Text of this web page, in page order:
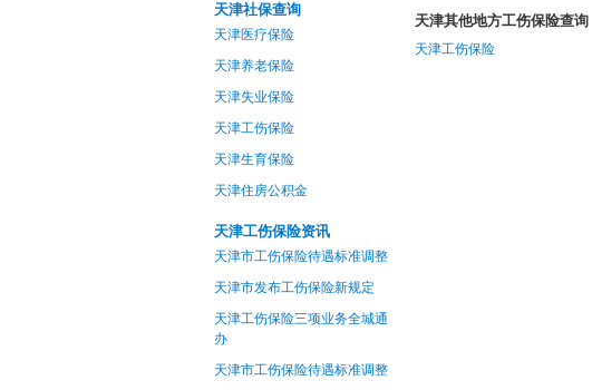
天津社保查询
天津医疗保险
天津养老保险
天津失业保险
天津工伤保险
天津生育保险
天津住房公积金
天津工伤保险资讯
天津市工伤保险待遇标准调整
天津市发布工伤保险新规定
天津工伤保险三项业务全城通
办
天津市工伤保险待遇标准调整
天津其他地方工伤保险查询
天津工伤保险